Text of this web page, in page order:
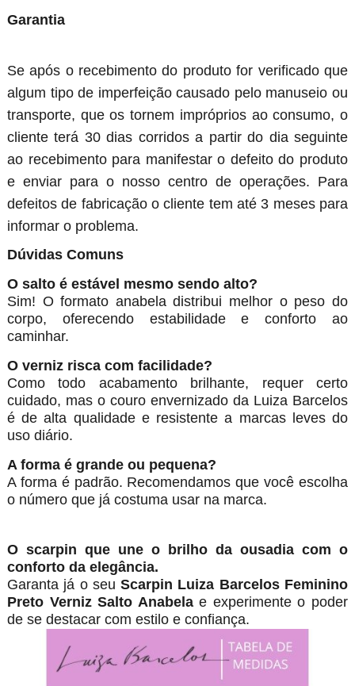
Garantia
Se após o recebimento do produto for verificado que
algum tipo de imperfeição causado pelo manuseio ou
transporte, que os tornem impróprios ao consumo, o
cliente terá 30 dias corridos a partir do dia seguinte
ao recebimento para manifestar o defeito do produto
e enviar para o nosso centro de operações. Para
defeitos de fabricação o cliente tem até 3 meses para
informar o problema.
Dúvidas Comuns
O salto é estável mesmo sendo alto?
Sim! O formato anabela distribui melhor o peso do
corpo, oferecendo estabilidade e conforto ao
caminhar.
O verniz risca com facilidade?
Como todo acabamento brilhante, requer certo
cuidado, mas o couro envernizado da Luiza Barcelos
é de alta qualidade e resistente a marcas leves do
uso diário.
A forma é grande ou pequena?
A forma é padrão. Recomendamos que você escolha
o número que já costuma usar na marca.
O scarpin que une o brilho da ousadia com o
conforto da elegância.
Garanta já o seuScarpin Luiza Barcelos Feminino
Preto Verniz Salto Anabelae experimente o poder
de se destacar com estilo e confiança.